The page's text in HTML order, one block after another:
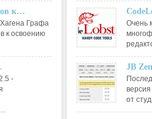
к…
Хагена Графа
к освоению
-
Очень
JB
от